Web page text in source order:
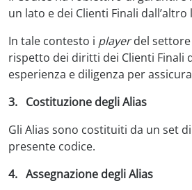
un lato e dei Clienti Finali
In tale contesto i playerdel settore
rispetto dei diritti dei Clienti Finali
esperienza e diligenza per
3. Costituzione degli Alias
Gli Alias sono costituiti da un set
presente codice.
4. Assegnazione degli Alias